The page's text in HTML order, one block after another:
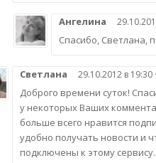
Ангелина
Спасибо, Светлана,
Светлана 29.10.2012 в 19:30 ·
Доброго времени суток!
у некоторых Ваших
больше всего нравится
удобно получать новости и
подключены к этому сервису.